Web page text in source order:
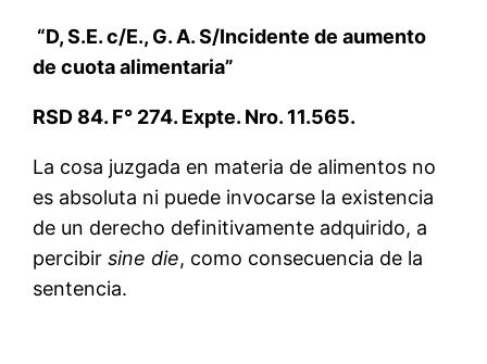
“D, S.E. c/E., G. A. S/Incidente de aumento
de cuota alimentaria”
RSD 84. F° 274. Expte. Nro. 11.565.
La cosa juzgada en materia de alimentos no
es absoluta ni puede invocarse la existencia
de un derecho definitivamente adquirido, a
percibirsine die, como consecuencia de la
sentencia.